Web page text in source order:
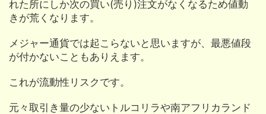
れた所にしか次の買い(売り)注文がなくなるため値動
きが荒くなります。
メジャー通貨では起こらないと思いますが、最悪値段
が付かないこともありえます。
これが流動性リスクです。
元々取引き量の少ないトルコリラや南アフリカランド